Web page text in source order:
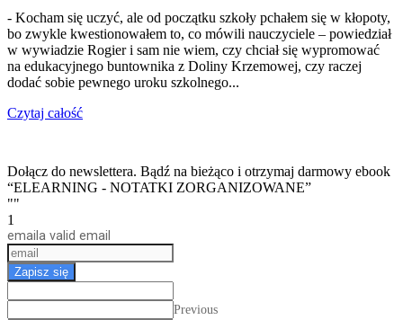
- Kocham się uczyć, ale od początku szkoły pchałem się w kłopoty,
bo zwykle kwestionowałem to, co mówili nauczyciele – powiedział
w wywiadzie Rogier i sam nie wiem, czy chciał się wypromować
na edukacyjnego buntownika z Doliny Krzemowej, czy raczej
dodać sobie pewnego uroku szkolnego...
Czytaj całość
Dołącz do newslettera. Bądź na bieżąco i otrzymaj darmowy ebook
“ELEARNING - NOTATKI ZORGANIZOWANE”
""
1
email a valid email
Zapisz się
Previous